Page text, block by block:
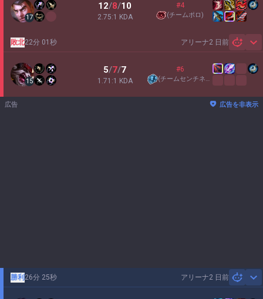
17
12/8/10
2.75:1 KDA
#4
(チームポロ)
アリーナ2 日前
敗北22分 01秒
15
5/7/7
1.71:1 KDA
#6
(チームセンチネル
広告 広告を非表示
アリーナ2 日前
勝利 26分 25秒